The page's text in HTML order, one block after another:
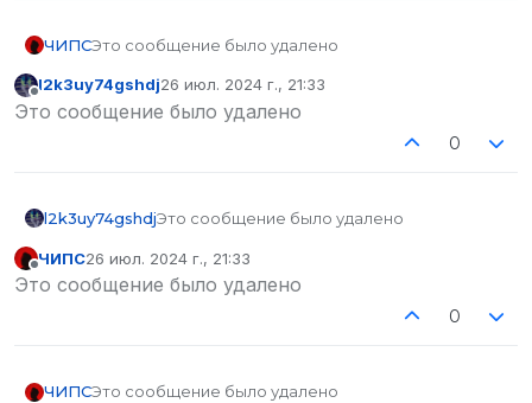
ЧИПСЭто сообщение было удалено
Не в сети
l2k3uy74gshdj26 июл. 2024 г., 21:33
отредактировано
Это сообщение было удалено
0
l2k3uy74gshdjЭто сообщение было удалено
Не в сети
ЧИПС26 июл. 2024 г., 21:33
отредактировано
Это сообщение было удалено
0
ЧИПСЭто сообщение было удалено